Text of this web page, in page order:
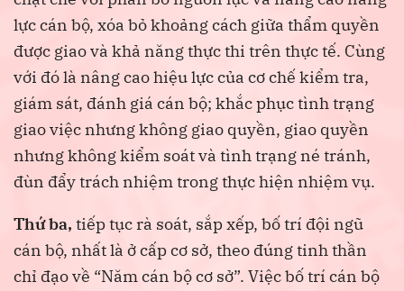
lực cán bộ, xóa bỏ khoảng cách giữa thẩm quyền
được giao và khả năng thực thi trên thực tế. Cùng
với đó là nâng cao hiệu lực của cơ chế kiểm tra,
giám sát, đánh giá cán bộ; khắc phục tình trạng
giao việc nhưng không giao quyền, giao quyền
nhưng không kiểm soát và tình trạng né tránh,
đùn đẩy trách nhiệm trong thực hiện nhiệm vụ.
Thứ ba, tiếp tục rà soát, sắp xếp, bố trí đội ngũ
cán bộ, nhất là ở cấp cơ sở, theo đúng tinh thần
chỉ đạo về “Năm cán bộ cơ sở”. Việc bố trí cán bộ